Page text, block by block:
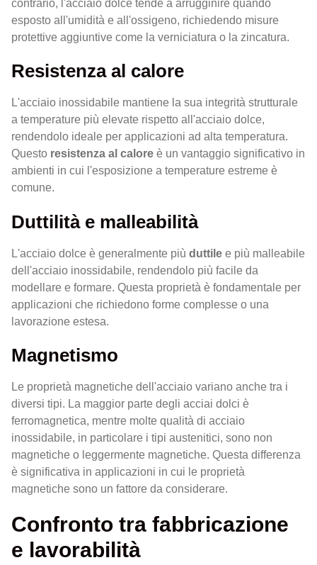
contrario, l'acciaio dolce tende a arrugginire quando
esposto all'umidità e all'ossigeno, richiedendo misure
protettive aggiuntive come la verniciatura o la zincatura.
Resistenza al calore
L'acciaio inossidabile mantiene la sua integrità strutturale
a temperature più elevate rispetto all'acciaio dolce,
rendendolo ideale per applicazioni ad alta temperatura.
Questo resistenza al calore è un vantaggio significativo in
ambienti in cui l'esposizione a temperature estreme è
comune.
Duttilità e malleabilità
L'acciaio dolce è generalmente più duttile e più malleabile
dell'acciaio inossidabile, rendendolo più facile da
modellare e formare. Questa proprietà è fondamentale per
applicazioni che richiedono forme complesse o una
lavorazione estesa.
Magnetismo
Le proprietà magnetiche dell'acciaio variano anche tra i
diversi tipi. La maggior parte degli acciai dolci è
ferromagnetica, mentre molte qualità di acciaio
inossidabile, in particolare i tipi austenitici, sono non
magnetiche o leggermente magnetiche. Questa differenza
è significativa in applicazioni in cui le proprietà
magnetiche sono un fattore da considerare.
Confronto tra fabbricazione
e lavorabilità